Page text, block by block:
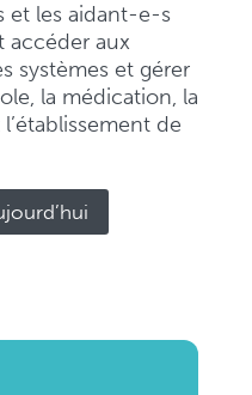
et les aidant-e-s
accéder aux
systèmes et gérer
la médication, la
de